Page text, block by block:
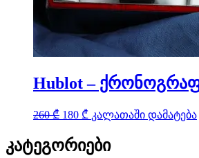
Hublot –
260₾ Original
was:
260 ₾.
180 ₾ Current
price
is:
180 ₾.
კალათაში დამატება
კატეგორიები